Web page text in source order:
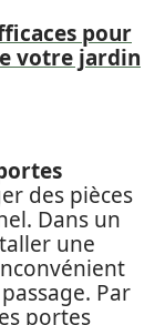
pour
votre jardin
des pièces
Dans un
une
Par
portes